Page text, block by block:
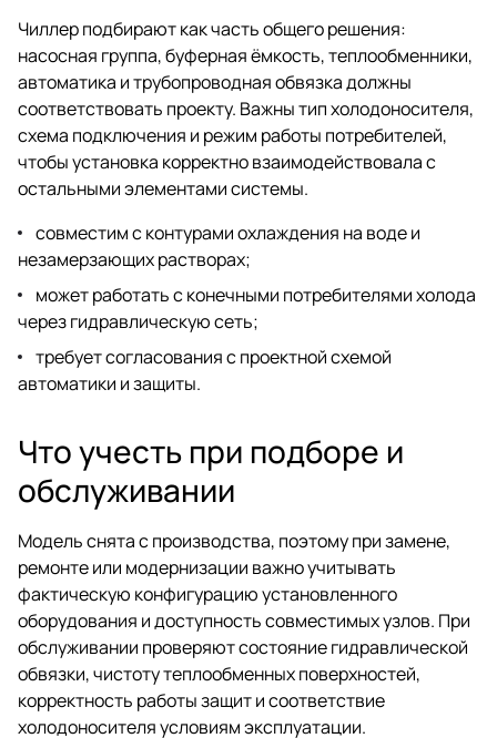
Чиллер подбирают как часть общего решения:
насосная группа, буферная ёмкость, теплообменники,
автоматика и трубопроводная обвязка должны
соответствовать проекту. Важны тип холодоносителя,
схема подключения и режим работы потребителей,
чтобы установка корректно взаимодействовала с
остальными элементами системы.
совместим с контурами охлаждения на воде и
незамерзающих растворах;
может работать с конечными потребителями холода
через гидравлическую сеть;
требует согласования с проектной схемой
автоматики и защиты.
Что учесть при подборе и
обслуживании
Модель снята с производства, поэтому при замене,
ремонте или модернизации важно учитывать
фактическую конфигурацию установленного
оборудования и доступность совместимых узлов. При
обслуживании проверяют состояние гидравлической
обвязки, чистоту теплообменных поверхностей,
корректность работы защит и соответствие
холодоносителя условиям эксплуатации.